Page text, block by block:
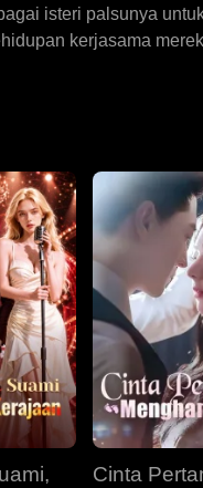
isteri palsunya
kerjasama
Cinta